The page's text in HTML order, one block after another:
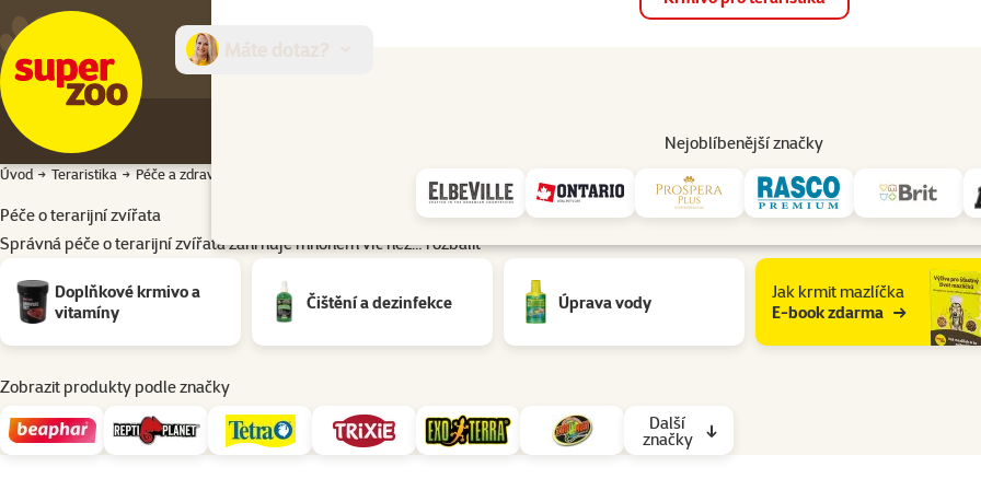
Nejoblíbenější značky
Prodejny Služby
Úvod Teraristika Péče a zdraví
Péče o terarijní zvířata
Správná péče o terarijní zvířata zahrnuje mnohem víc než…rozbalit
Doplňkové krmivo a
vitamíny
Čištění a dezinfekce Úprava vody
Jak krmit mazlíčka
E-book zdarma
Zobrazit produkty podle značky
Další
značky